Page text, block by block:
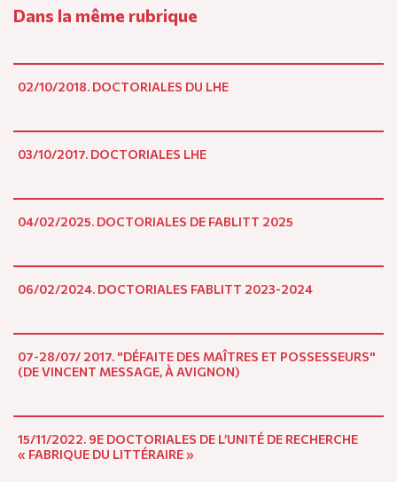
Dans la même rubrique
02/10/2018. DOCTORIALES DU LHE
03/10/2017. DOCTORIALES LHE
04/02/2025. DOCTORIALES DE FABLITT 2025
06/02/2024. DOCTORIALES FABLITT 2023-2024
07-28/07/ 2017. "DÉFAITE DES MAÎTRES ET POSSESSEURS"
(DE VINCENT MESSAGE, À AVIGNON)
15/11/2022. 9E DOCTORIALES DE L’UNITÉ DE RECHERCHE
« FABRIQUE DU LITTÉRAIRE »